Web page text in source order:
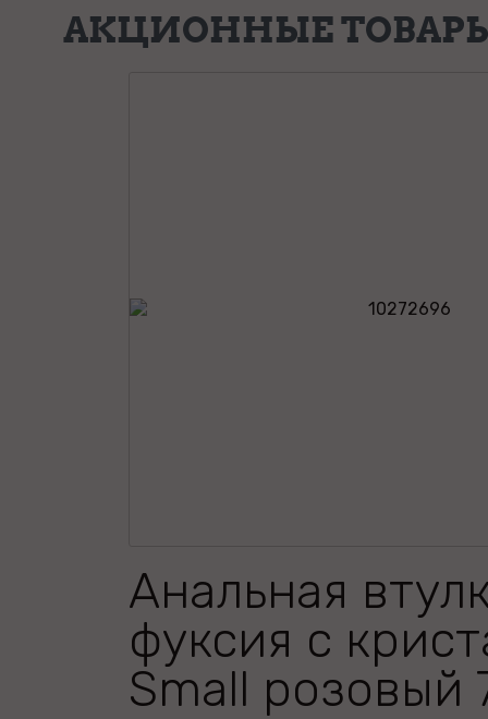
АКЦИОННЫЕ
Анальная
фуксия с
Small розовый